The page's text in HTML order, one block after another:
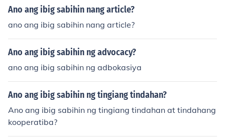
Ano ang ibig sabihin nang article?
ano ang ibig sabihin nang article?
Ano ang ibig sabihin ng advocacy?
ano ang ibig sabihin ng adbokasiya
Ano ang ibig sabihin ng tingiang tindahan?
Ano ang ibig sabihin ng tingiang tindahan at tindahang
kooperatiba?